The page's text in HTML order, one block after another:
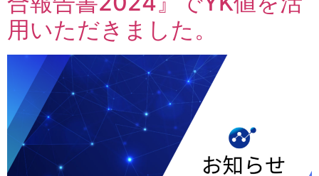
用いただきました。